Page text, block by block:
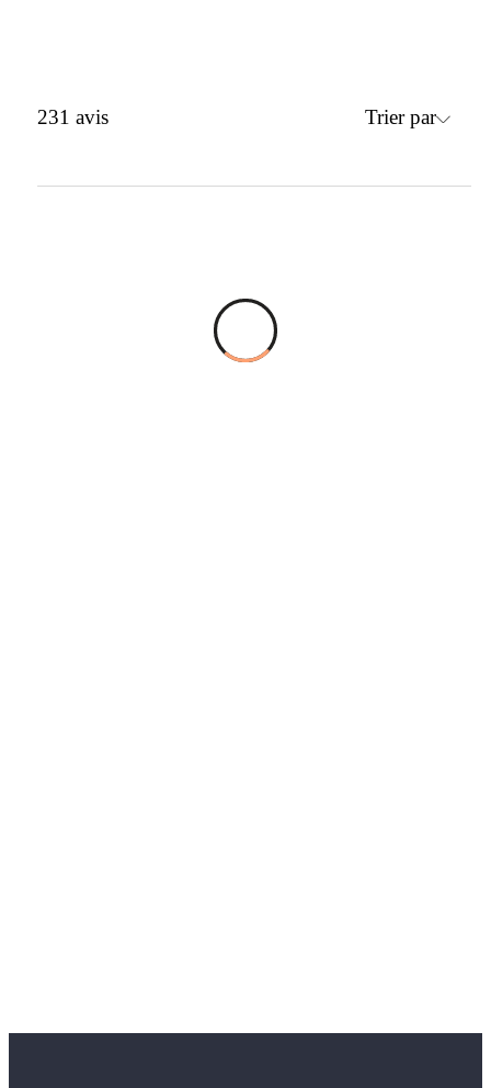
231 avis Trier par